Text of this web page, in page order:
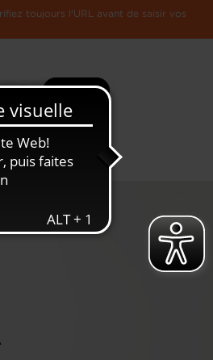
toujours l'URL avant de saisir vos
Plus